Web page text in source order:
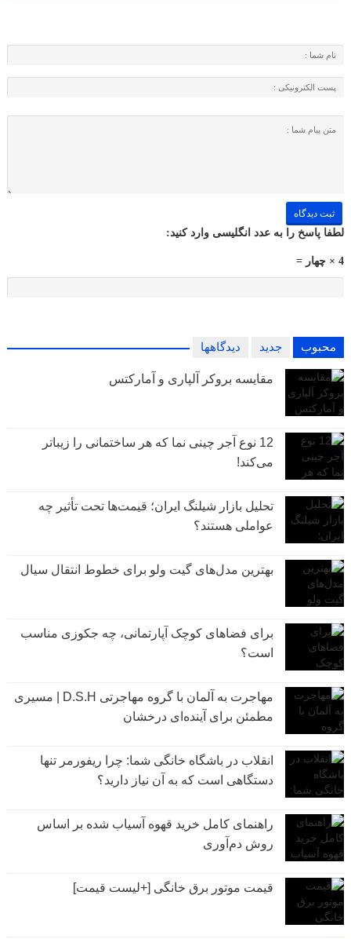
لطفا پاسخ را به عدد انگلیسی وارد کنید:
4 × چهار =
محبوب جدید دیدگاهها
مقایسه بروکر آلپاری و آمارکتس
12 نوع آجر چینی نما که هر ساختمانی را زیباتر
می‌کند!
تحلیل بازار شیلنگ ایران؛ قیمت‌ها تحت تأثیر چه
عواملی هستند؟
بهترین مدل‌های گیت ولو برای خطوط انتقال سیال
برای فضاهای کوچک آپارتمانی، چه جکوزی مناسب
است؟
مهاجرت به آلمان با گروه مهاجرتی D.S.H | مسیری
مطمئن برای آینده‌ای درخشان
انقلاب در باشگاه خانگی شما: چرا ریفورمر تنها
دستگاهی است که به آن نیاز دارید؟
راهنمای کامل خرید قهوه آسیاب شده بر اساس
روش دم‌آوری
قیمت موتور برق خانگی [+لیست قیمت]